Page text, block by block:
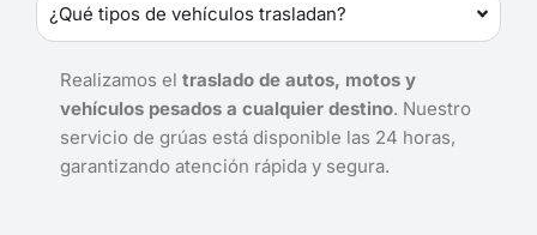
¿Qué tipos de vehículos trasladan?
Realizamos el traslado de autos, motos y
vehículos pesados a cualquier destino. Nuestro
servicio de grúas está disponible las 24 horas,
garantizando atención rápida y segura.